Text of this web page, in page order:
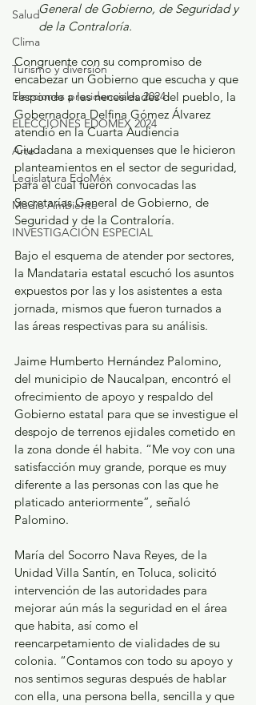
Salud
Clima
Turismo y diversión
Elecciones presidenciales 2024
ELECCIONES EDOMEX 2024
Arte
Legislatura EdoMéx
Medio Ambiente
INVESTIGACIÓN ESPECIAL
General de Gobierno, de Seguridad y
de la Contraloría.
Congruente con su compromiso de
encabezar un Gobierno que escucha y que
responde a las necesidades del pueblo, la
Gobernadora Delfina Gómez Álvarez
atendió en la Cuarta Audiencia
Ciudadana a mexiquenses que le hicieron
planteamientos en el sector de seguridad,
para el cual fueron convocadas las
Secretarías General de Gobierno, de
Seguridad y de la Contraloría.
Bajo el esquema de atender por sectores,
la Mandataria estatal escuchó los asuntos
expuestos por las y los asistentes a esta
jornada, mismos que fueron turnados a
las áreas respectivas para su análisis.
Jaime Humberto Hernández Palomino,
del municipio de Naucalpan, encontró el
ofrecimiento de apoyo y respaldo del
Gobierno estatal para que se investigue el
despojo de terrenos ejidales cometido en
la zona donde él habita. “Me voy con una
satisfacción muy grande, porque es muy
diferente a las personas con las que he
platicado anteriormente”, señaló
Palomino.
María del Socorro Nava Reyes, de la
Unidad Villa Santín, en Toluca, solicitó
intervención de las autoridades para
mejorar aún más la seguridad en el área
que habita, así como el
reencarpetamiento de vialidades de su
colonia. “Contamos con todo su apoyo y
nos sentimos seguras después de hablar
con ella, una persona bella, sencilla y que